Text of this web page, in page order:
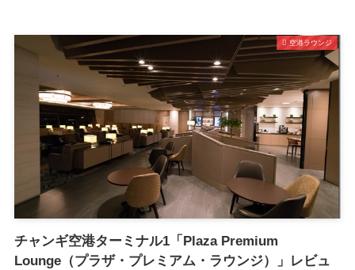
空港ラウンジ
チャンギ空港ターミナル1「Plaza Premium
Lounge（プラザ・プレミアム・ラウンジ）」レビュ